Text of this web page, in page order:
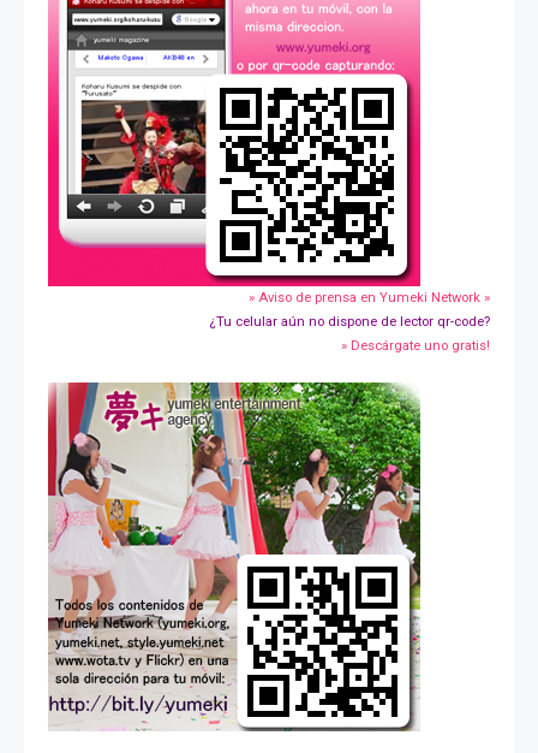
» Aviso de prensa en Yumeki Network »
¿Tu celular aún no dispone de lector qr-code?
» Descárgate uno gratis!